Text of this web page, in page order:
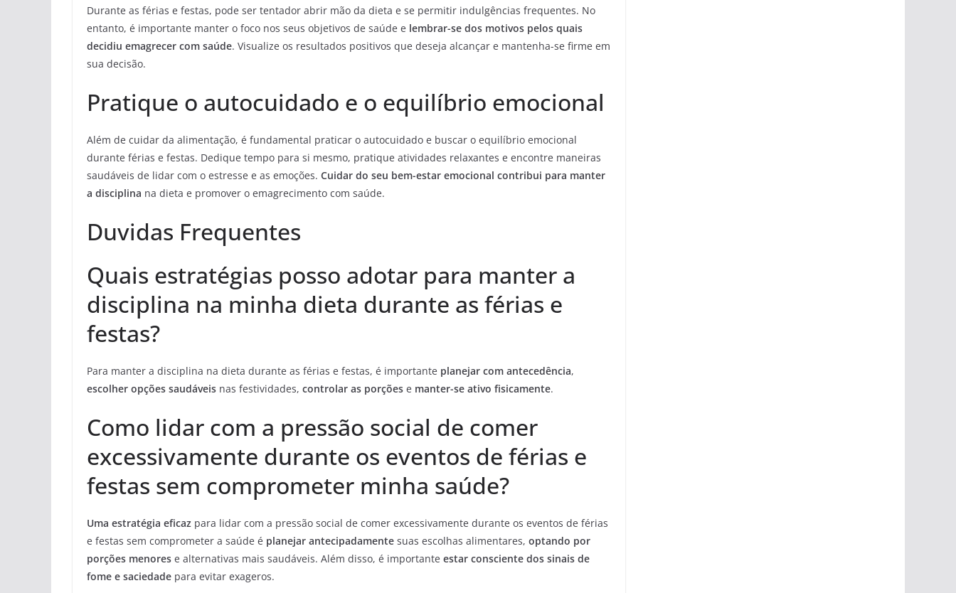
Durante as férias e festas, pode ser tentador abrir mão da dieta e se permitir indulgências frequentes. No
entanto, é importante manter o foco nos seus objetivos de saúde e lembrar-se dos motivos pelos quais
decidiu emagrecer com saúde. Visualize os resultados positivos que deseja alcançar e mantenha-se firme em
sua decisão.
Pratique o autocuidado e o equilíbrio emocional
Além de cuidar da alimentação, é fundamental praticar o autocuidado e buscar o equilíbrio emocional
durante férias e festas. Dedique tempo para si mesmo, pratique atividades relaxantes e encontre maneiras
saudáveis de lidar com o estresse e as emoções. Cuidar do seu bem-estar emocional contribui para manter
a disciplina na dieta e promover o emagrecimento com saúde.
Duvidas Frequentes
Quais estratégias posso adotar para manter a
disciplina na minha dieta durante as férias e
festas?
Para manter a disciplina na dieta durante as férias e festas, é importante planejar com antecedência,
escolher opções saudáveis nas festividades, controlar as porções e manter-se ativo fisicamente.
Como lidar com a pressão social de comer
excessivamente durante os eventos de férias e
festas sem comprometer minha saúde?
Uma estratégia eficaz para lidar com a pressão social de comer excessivamente durante os eventos de férias
e festas sem comprometer a saúde é planejar antecipadamente suas escolhas alimentares, optando por
porções menores e alternativas mais saudáveis. Além disso, é importante estar consciente dos sinais de
fome e saciedade para evitar exageros.